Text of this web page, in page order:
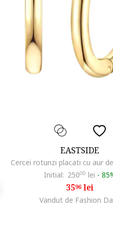
EASTSIDE
Cercei rotunzi placati cu aur
Initial: 25000 lei -
3596lei
Vandut de Fashion